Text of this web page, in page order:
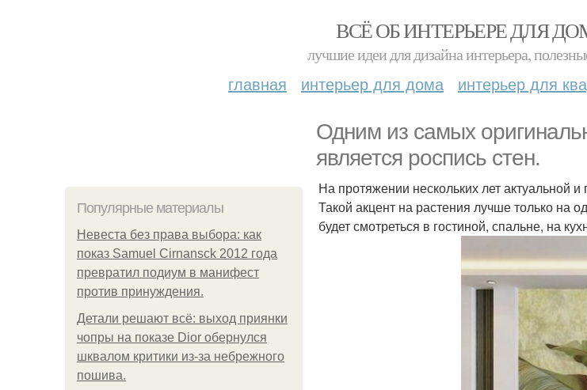
ВСЁ ОБ ИНТЕРЬЕРЕ ДЛЯ
лучшие идеи для дизайна интерьера,
главная интерьер для дома интерьер для
Одним из самых
является роспись стен.
Популярные материалы
Невеста без права выбора: как
показ Samuel Cirnansck 2012 года
превратил подиум в манифест
против принуждения.
Детали решают всё: выход приянки
чопры на показе Dior обернулся
шквалом критики из-за небрежного
пошива.
На протяжении нескольких лет актуальной
Такой акцент на растения лучше только на
будет смотреться в гостиной, спальне, на